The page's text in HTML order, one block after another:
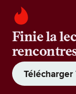
Finie la